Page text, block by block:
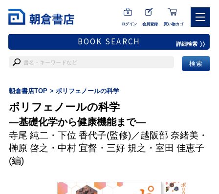
ログイン 会員登録 買い物カゴ
BOOK SEARCH 詳細検索
朝倉書店TOP ポリフェノールの科学
ポリフェノールの科学
―基礎化学から健康機能まで―
寺尾 純二 ・ 下位 香代子(監修)／越阪部 奈緒美 ・
榊原 啓之 ・ 中村 宜督 ・ 三好 規之 ・ 室田 佳恵子
(編)